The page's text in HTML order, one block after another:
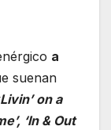
a
suenan
on a
‘In & Out